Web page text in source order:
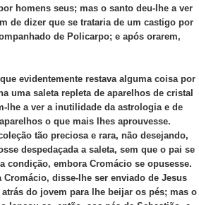
homens seus; mas o santo deu-lhe a ver
de dizer que se trataria de um castigo por
de Policarpo; e após orarem,
evidentemente restava alguma coisa por
uma saleta repleta de aparelhos de cristal
lhe a ver a inutilidade da astrologia e de
o que mais lhes aprouvesse.
tão preciosa e rara, não desejando,
despedaçada a saleta, sem que o pai se
condição, embora Cromácio se opusesse.
disse-lhe ser enviado de Jesus
do jovem para lhe beijar os pés; mas o